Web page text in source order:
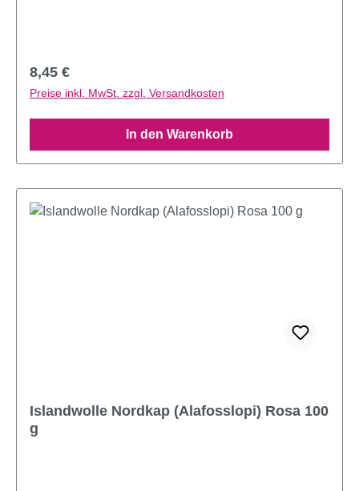
Regulärer Preis:
8,45 €
Preise inkl. MwSt. zzgl. Versandkosten
In den Warenkorb
Islandwolle Nordkap (Alafosslopi) Rosa 100
g